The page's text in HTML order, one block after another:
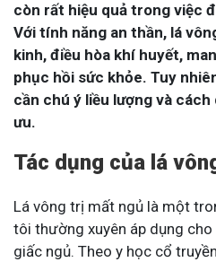
còn rất hiệu quả trong việc
Với tính năng an thần, lá
kinh, điều hòa khí huyết,
phục hồi sức khỏe. Tuy
cần chú ý liều lượng và
ưu.
Tác dụng của lá
Lá vông trị mất ngủ là một
tôi thường xuyên áp dụng cho
giấc ngủ. Theo y học cổ